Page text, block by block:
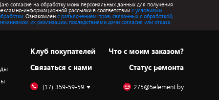
согласие на обработку моих персональных данных для получения
информационной рассылки в соответствиис условиями
Ознакомлен с разъяснением прав, связанных с обработкой,
их реализации, последствиями дачи согласия или отказа.
Клуб покупателей
Cвязаться с нами
Что с моим заказом?
Статус ремонта
(17) 359-59-59 275@5element.by